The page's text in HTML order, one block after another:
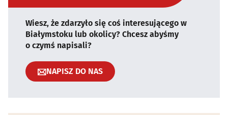
Wiesz, że zdarzyło się coś interesującego w
Białymstoku lub okolicy? Chcesz abyśmy
o czymś napisali?
NAPISZ DO NAS